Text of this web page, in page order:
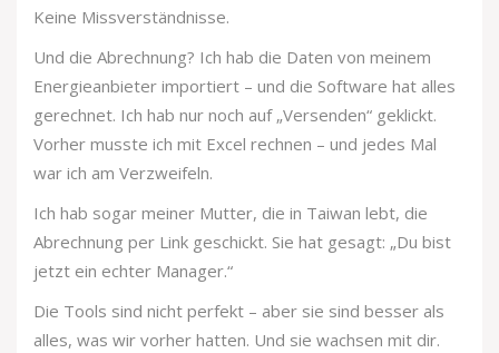
Keine Missverständnisse.
Und die Abrechnung? Ich hab die Daten von meinem
Energieanbieter importiert – und die Software hat alles
gerechnet. Ich hab nur noch auf „Versenden“ geklickt.
Vorher musste ich mit Excel rechnen – und jedes Mal
war ich am Verzweifeln.
Ich hab sogar meiner Mutter, die in Taiwan lebt, die
Abrechnung per Link geschickt. Sie hat gesagt: „Du bist
jetzt ein echter Manager.“
Die Tools sind nicht perfekt – aber sie sind besser als
alles, was wir vorher hatten. Und sie wachsen mit dir.